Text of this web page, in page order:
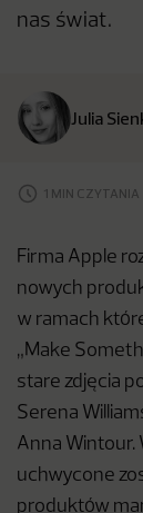
nas świat.
Julia
1 MIN CZYTANIA
Firma Apple
nowych
w ramach
„Make
stare zdjęcia
Serena
Anna Wintour.
uchwycone
produktów